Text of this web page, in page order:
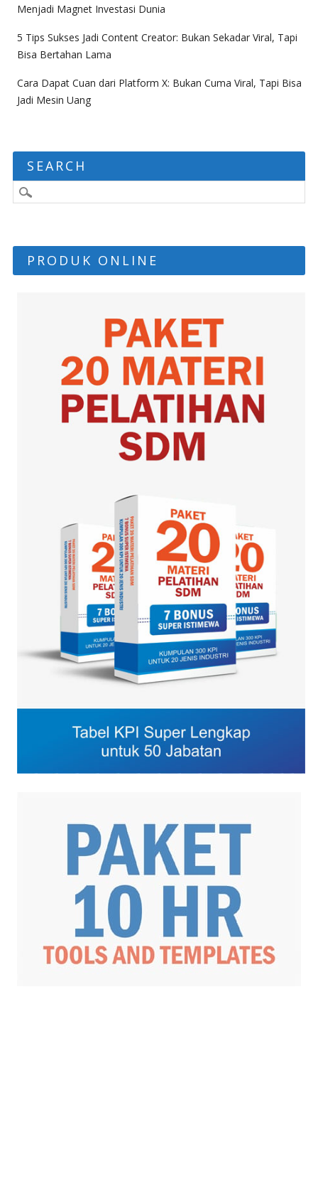
Menjadi Magnet Investasi Dunia
5 Tips Sukses Jadi Content Creator: Bukan Sekadar Viral, Tapi
Bisa Bertahan Lama
Cara Dapat Cuan dari Platform X: Bukan Cuma Viral, Tapi Bisa
Jadi Mesin Uang
SEARCH
PRODUK ONLINE